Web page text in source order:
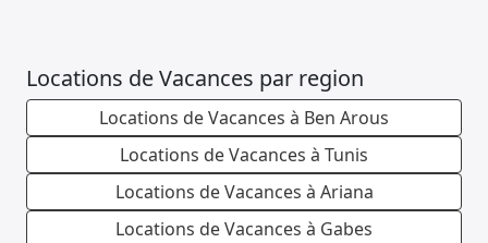
Locations de Vacances par region
Locations de Vacances à Ben Arous
Locations de Vacances à Tunis
Locations de Vacances à Ariana
Locations de Vacances à Gabes